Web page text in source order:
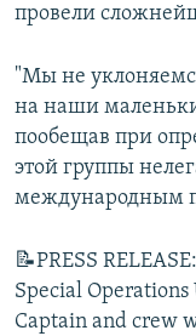
провели
"Мы не
на наши
пообещав при
этой группы
международным
📝PRESS RELEASE:
Special
Captain and crew